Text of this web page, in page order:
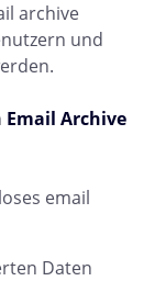
archive
und
Email Archive
email
Daten